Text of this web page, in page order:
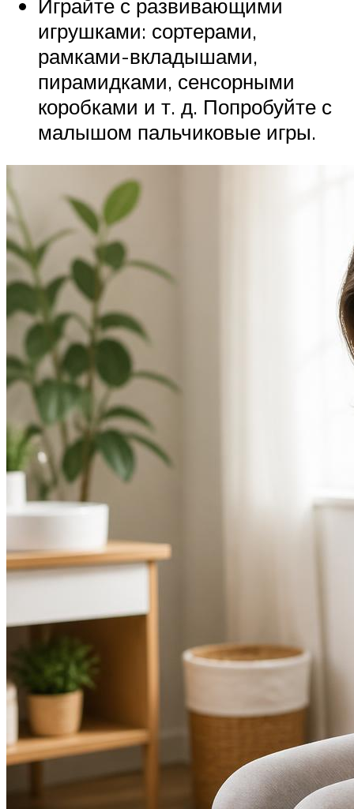
Играйте с развивающими
игрушками: сортерами,
рамками-вкладышами,
пирамидками, сенсорными
коробками и т. д. Попробуйте с
малышом пальчиковые игры.